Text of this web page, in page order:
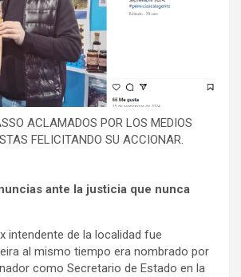
ACLAMADOS POR LOS MEDIOS
FELICITANDO SU ACCIONAR.
ante la justicia que nunca
intendente de la localidad fue
al mismo tiempo era nombrado por
como Secretario de Estado en la